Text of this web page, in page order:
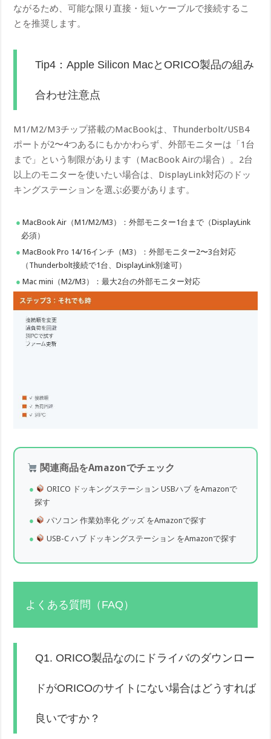
ながるため、可能な限り直接・短いケーブルで接続するこ
とを推奨します。
Tip4：Apple Silicon MacとORICO製品の組み
合わせ注意点
M1/M2/M3チップ搭載のMacBookは、Thunderbolt/USB4
ポートが2〜4つあるにもかかわらず、外部モニターは「1台
まで」という制限があります（MacBook Airの場合）。2台
以上のモニターを使いたい場合は、DisplayLink対応のドッ
キングステーションを選ぶ必要があります。
MacBook Air（M1/M2/M3）：外部モニター1台まで（DisplayLink
必須）
MacBook Pro 14/16インチ（M3）：外部モニター2〜3台対応
（Thunderbolt接続で1台、DisplayLink別途可）
Mac mini（M2/M3）：最大2台の外部モニター対応
関連商品をAmazonでチェック
ORICO ドッキングステーション USBハブ をAmazonで
探す
パソコン 作業効率化 グッズ をAmazonで探す
USB-C ハブ ドッキングステーション をAmazonで探す
よくある質問（FAQ）
Q1. ORICO製品なのにドライバのダウンロー
ドがORICOのサイトにない場合はどうすれば
良いですか？